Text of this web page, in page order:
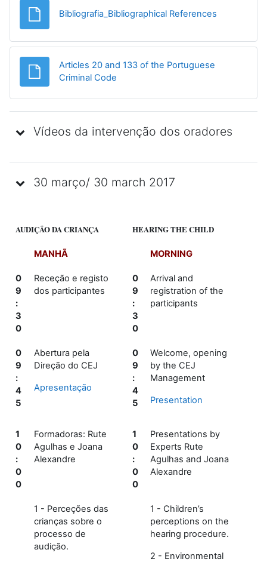
Bibliografia_Bibliographical References
Articles 20 and 133 of the Portuguese
Criminal Code
Vídeos da intervenção dos oradores
30 março/ 30 march 2017
AUDIÇÃO DA CRIANÇA HEARING THE CHILD
MANHÃ MORNING
0
9
:
3
0
Receção e registo
dos participantes
0
9
:
3
0
Arrival and
registration of the
participants
0
9
:
4
5
Abertura pela
Direção do CEJ
Apresentação
0
9
:
4
5
Welcome, opening
by the CEJ
Management
Presentation
1
0
:
0
0
Formadoras: Rute
Agulhas e Joana
Alexandre
1
0
:
0
0
Presentations by
Experts Rute
Agulhas and Joana
Alexandre
1 - Perceções das
crianças sobre o
processo de
audição.
1 - Children’s
perceptions on the
hearing procedure.
2 - Environmental